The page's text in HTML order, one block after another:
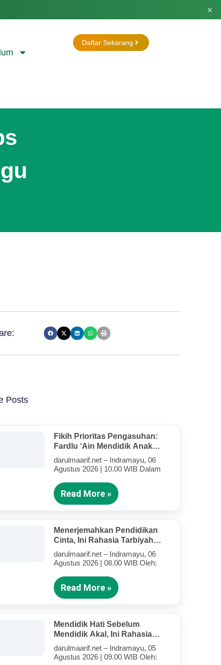
×
Daftar Sekarang
Posts
Fikih Prioritas Pengasuhan:
Fardlu ‘Ain Mendidik Anak
Kandung Di Tengah Kesibukan
Mengajar
darulmaarif.net – Indramayu, 06
Agustus 2026 | 10.00 WIB Dalam
Read More »
Menerjemahkan Pendidikan
Cinta, Ini Rahasia Tarbiyah
Rosululloh SAW Bagi Anak-
Anak Yang Terluka (Bagian IV)
darulmaarif.net – Indramayu, 06
Agustus 2026 | 08.00 WIB Oleh:
Read More »
Mendidik Hati Sebelum
Mendidik Akal, Ini Rahasia
Tarbiyah Rosululloh SAW Bagi
Anak-Anak Yang Terluka
darulmaarif.net – Indramayu, 05
Agustus 2026 | 09.00 WIB Oleh: